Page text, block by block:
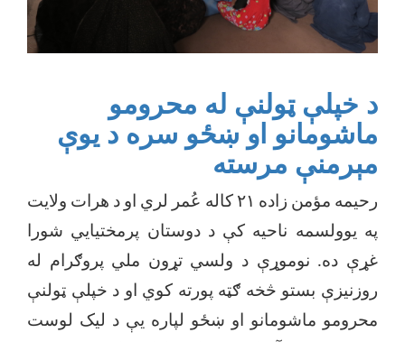
د خپلې ټولنې له محرومو
ماشومانو او ښځو سره د یوې
مېرمنې مرسته
رحیمه مؤمن زاده ۲۱ کاله عُمر لري او د هرات ولایت
په یوولسمه ناحیه کې د دوستان پرمختیایي شورا
غړې ده. نوموړې د ولسي تړون ملي پروګرام له
روزنیزې بستو څخه ګټه پورته کوي او د خپلې ټولنې
محرومو ماشومانو او ښځو لپاره یې د لیک لوست